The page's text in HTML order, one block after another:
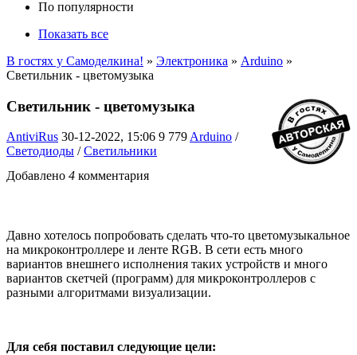
По популярности
Показать все
В гостях у Самоделкина! » Электроника » Arduino »
Светильник - цветомузыка
Светильник - цветомузыка
AntiviRus 30-12-2022, 15:06 9 779Arduino /
Светодиоды /Светильники
Добавлено 4 комментария
Давно хотелось попробовать сделать что-то цветомузыкальное
на микроконтроллере и ленте RGB. В сети есть много
вариантов внешнего исполнения таких устройств и много
вариантов скетчей (программ) для микроконтроллеров с
разными алгоритмами визуализации.
Для себя поставил следующие цели: